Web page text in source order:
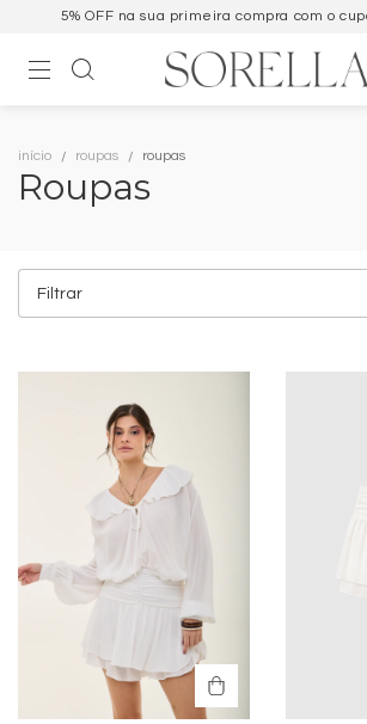
Parcele em até 6x sem juros ou
início roupas roupas
Roupas
Filtrar